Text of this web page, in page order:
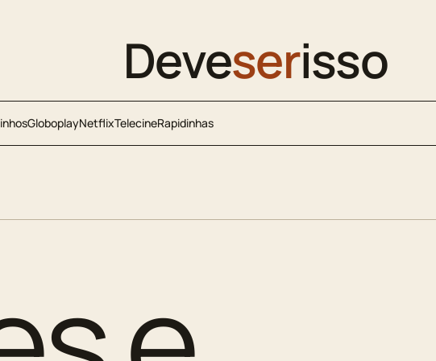
Deveserisso
GloboplayNetflixTelecineRapidinhas